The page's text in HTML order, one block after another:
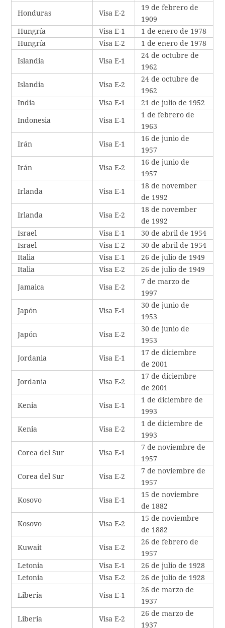
Honduras Visa E-2
19 de febrero de
1909
Hungría
Visa E-1
1 de enero de 1978
Hungría
Visa E-2 1 de enero de 1978
Islandia Visa E-1
24 de octubre de
1962
Islandia Visa E-2
24 de octubre de
1962
India
Visa E-1 21 de julio de 1952
Indonesia Visa E-1
1 de febrero de
1963
Irán Visa E-1
16 de junio de
1957
Irán Visa E-2
16 de junio de
1957
Irlanda Visa E-1
18 de november
de 1992
Irlanda Visa E-2
18 de november
de 1992
Israel
Visa E-1
30 de abril de 1954
Israel
Visa E-2
30 de abril de 1954
Italia
Visa E-1
26 de julio de 1949
Italia
Visa E-2 26 de julio de 1949
Jamaica Visa E-2
7 de marzo de
1997
Japón Visa E-1
30 de junio de
1953
Japón Visa E-2
30 de junio de
1953
Jordania Visa E-1
17 de diciembre
de 2001
Jordania Visa E-2
17 de diciembre
de 2001
Kenia Visa E-1
1 de diciembre de
1993
Kenia Visa E-2
1 de diciembre de
1993
Corea del Sur Visa E-1
7 de noviembre de
1957
Corea del Sur Visa E-2
7 de noviembre de
1957
Kosovo Visa E-1
15 de noviembre
de 1882
Kosovo Visa E-2
15 de noviembre
de 1882
Kuwait Visa E-2
26 de febrero de
1957
Letonia
Visa E-1
26 de julio de 1928
Letonia
Visa E-2 26 de julio de 1928
Liberia Visa E-1
26 de marzo de
1937
Liberia Visa E-2
26 de marzo de
1937